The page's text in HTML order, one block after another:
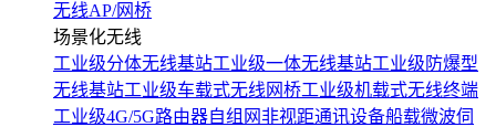
无线AP/网桥
场景化无线
工业级分体无线基站工业级一体无线基站工业级防爆型
无线基站工业级车载式无线网桥工业级机载式无线终端
工业级4G/5G路由器自组网非视距通讯设备船载微波伺